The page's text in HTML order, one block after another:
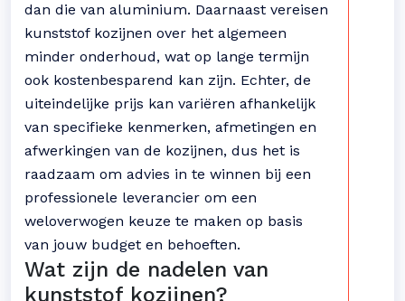
dan die van aluminium. Daarnaast vereisen
kunststof kozijnen over het algemeen
minder onderhoud, wat op lange termijn
ook kostenbesparend kan zijn. Echter, de
uiteindelijke prijs kan variëren afhankelijk
van specifieke kenmerken, afmetingen en
afwerkingen van de kozijnen, dus het is
raadzaam om advies in te winnen bij een
professionele leverancier om een
weloverwogen keuze te maken op basis
van jouw budget en behoeften.
Wat zijn de nadelen van
kunststof kozijnen?